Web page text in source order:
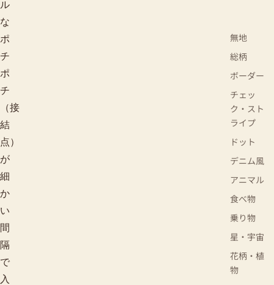
無地
総柄
ボーダー
チェッ
ク・スト
ライプ
ドット
デニム風
アニマル
食べ物
乗り物
星・宇宙
花柄・植
物
ル
な
ポ
チ
ポ
チ
（接
結
点）
が
細
か
い
間
隔
で
入